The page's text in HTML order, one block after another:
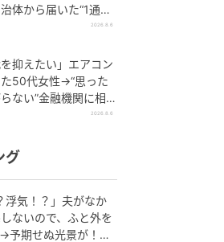
体から届いた“1通の
代娘が絶句したワケ
2026.8.6
を抑えたい」エアコン
50代女性→“思った
ない”金融機関に相談
ってきた”意外な答2026.8.6
グ
浮気！？」夫がなか
ないので、ふと外を
予期せぬ光景が！｜